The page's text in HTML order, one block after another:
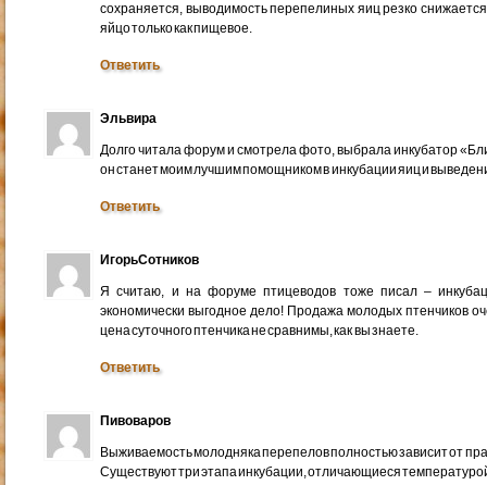
сохраняется, выводимость перепелиных яиц резко
яйцо только как пищевое.
Ответить
Эльвира
Долго читала форум и смотрела фото, выбрала инкубатор
он станет моим лучшим помощником в инкубации яиц и
Ответить
ИгорьСотников
Я считаю, и на форуме птицеводов тоже писал –
экономически выгодное дело! Продажа молодых птенчиков
цена суточного птенчика не сравнимы, как вы знаете.
Ответить
Пивоваров
Выживаемость молодняка перепелов полностью зависит от
Существуют три этапа инкубации, отличающиеся